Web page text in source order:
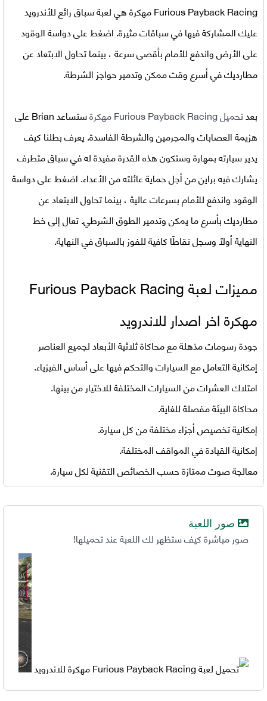
Furious Payback Racing مهكرة
هي لعبة سباق رائع للأندرويد
عليك المشاركة فيها في سباقات مثيرة. اضغط على دواسة الوقود
على الأرض واندفع للأمام بأقصى سرعة ، بينما تحاول الابتعاد عن
مطارديك في أسرع وقت ممكن وتدمير حواجز الشرطة.
بعدتحميل Furious Payback Racing مهكرة
ستساعد Brian على
هزيمة العصابات والمجرمين والشرطة الفاسدة. يعرف بطلنا كيف
يدير سيارته بمهارة وستكون هذه القدرة مفيدة له في سباق متطرف
يشارك فيه براين من أجل حماية عائلته من الأعداء. اضغط على دواسة
الوقود واندفع للأمام بسرعات عالية ، بينما تحاول الابتعاد عن
مطارديك بأسرع ما يمكن وتدمير الطوق الشرطي. تعال إلى خط
النهاية أولاً وسجل نقاطًا كافية للفوز بالسباق في النهاية.
مميزات لعبةFurious Payback Racing
مهكرة اخر اصدار للاندرويد
جودة رسومات مذهلة مع محاكاة ثلاثية الأبعاد لجميع العناصر
إمكانية التعامل مع السيارات والتحكم فيها على أساس الفيزياء.
امتلاك العشرات من السيارات المختلفة للاختيار من بينها.
محاكاة البيئة مفصلة للغاية.
إمكانية تخصيص أجزاء مختلفة من كل سيارة.
إمكانية القيادة في المواقف المختلفة.
معالجة صوت ممتازة حسب الخصائص التقنية لكل سيارة.
صور اللعبة
صور مباشرة كيف ستظهر لك اللعبة عند تحميلها!